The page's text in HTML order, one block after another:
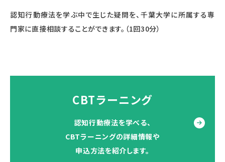
認知行動療法を学ぶ中で生じた疑問を、千葉大学に所属する専
門家に直接相談することができます。（1回30分）
CBTラーニング
認知行動療法を学べる、
CBTラーニングの詳細情報や
申込方法を紹介します。